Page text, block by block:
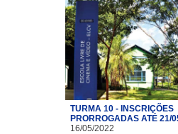
TURMA 10 - INSCRIÇÕES
PRORROGADAS ATÉ 21/
16/05/2022